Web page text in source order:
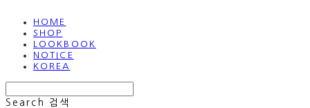
HOME
SHOP
LOOKBOOK
NOTICE
KOREA
Search
검색